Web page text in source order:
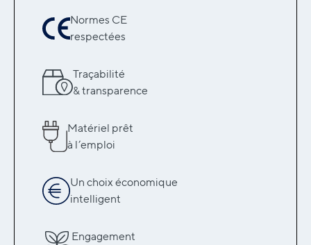
Normes CE
respectées
Traçabilité
& transparence
Matériel prêt
à l’emploi
Un choix économique
intelligent
Engagement